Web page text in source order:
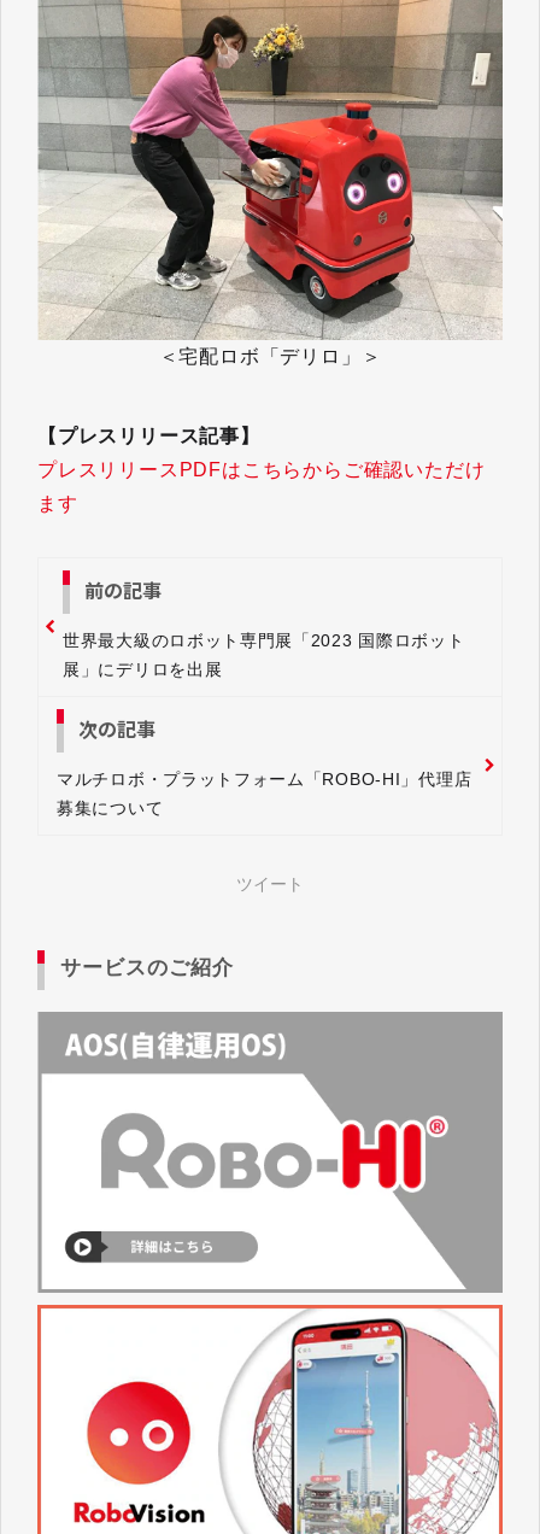
＜宅配ロボ「デリロ」＞
【プレスリリース記事】
プレスリリースPDFはこちらからご確認いただけ
ます
前の記事
世界最大級のロボット専門展「2023 国際ロボット
展」にデリロを出展
次の記事
マルチロボ・プラットフォーム「ROBO-HI」代理店
募集について
ツイート
サービスのご紹介